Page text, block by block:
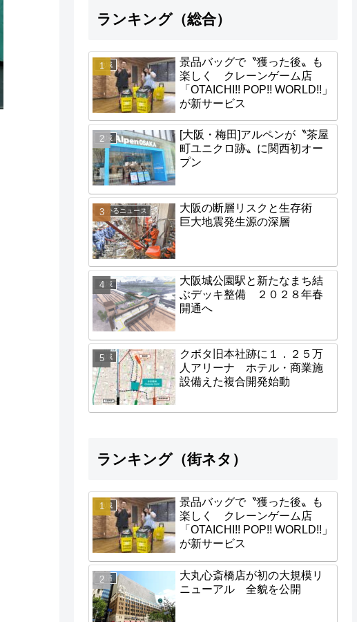
ランキング（総合）
地域
景品バッグで〝獲った後〟も
楽しく クレーンゲーム店
「OTAICHI!! POP!! WORLD!!」
が新サービス
地域
[大阪・梅田]アルペンが〝茶屋
町ユニクロ跡〟に関西初オー
プン
わかるニュース
大阪の断層リスクと生存術
巨大地震発生源の深層
地域
大阪城公園駅と新たなまち結
ぶデッキ整備 ２０２８年春
開通へ
地域
クボタ旧本社跡に１．２５万
人アリーナ ホテル・商業施
設備えた複合開発始動
ランキング（街ネタ）
地域
景品バッグで〝獲った後〟も
楽しく クレーンゲーム店
「OTAICHI!! POP!! WORLD!!」
が新サービス
経済
大丸心斎橋店が初の大規模リ
ニューアル 全貌を公開